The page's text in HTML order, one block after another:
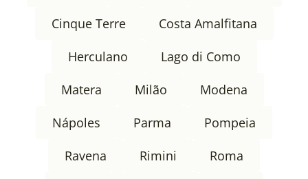
Cinque Terre
Costa Amalfitana
Herculano
Lago di Como
Matera
Milão
Modena
Nápoles
Parma
Pompeia
Ravena
Rimini
Roma